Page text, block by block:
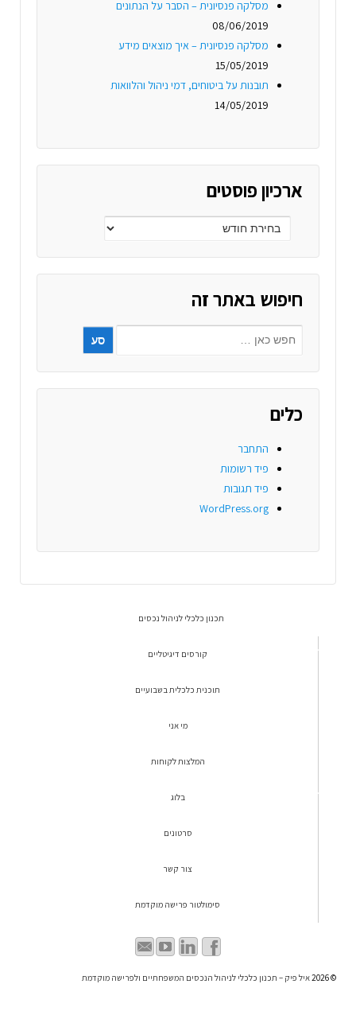
מסלקה פנסיונית – הסבר על הנתונים
08/06/2019
מסלקה פנסיונית – איך מוצאים מידע
15/05/2019
תובנות על ביטוחים, דמי ניהול והלוואות
14/05/2019
ארכיון פוסטים
חיפוש באתר זה
כלים
התחבר
פיד רשומות
פיד תגובות
WordPress.org
תכנון כלכלי לניהול נכסים
קורסים דיגיטליים
תוכנית כלכלית בשבועיים
מי אני
המלצות לקוחות
בלוג
סרטונים
צור קשר
סימולטור פרישה מוקדמת
© 2026 איל פיק – תכנון כלכלי לניהול הנכסים המשפחתיים ולפרישה מוקדמת